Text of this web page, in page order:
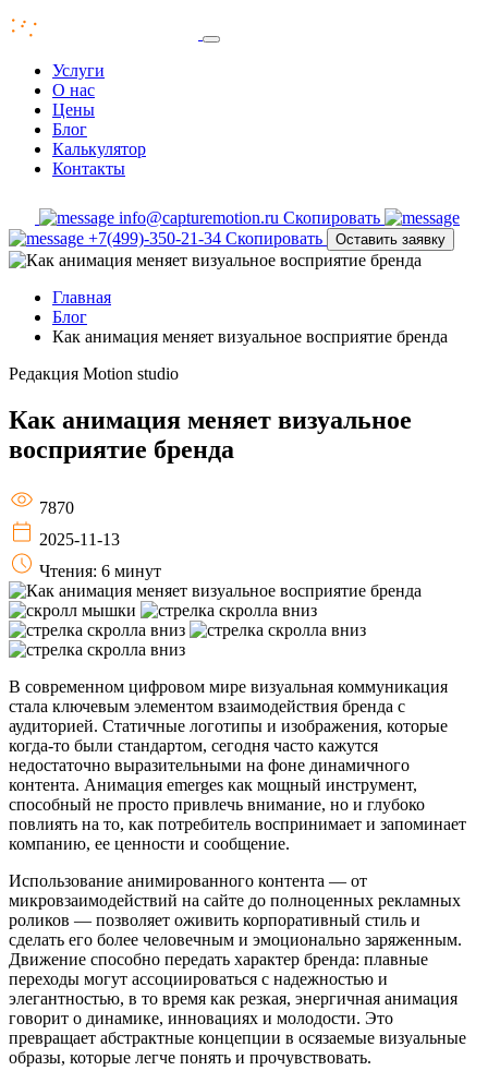
Услуги
О нас
Цены
Блог
Калькулятор
Контакты
info@capturemotion.ru Скопировать
+7(499)-350-21-34 Скопировать Оставить заявку
Главная
Блог
Как анимация меняет визуальное восприятие бренда
Редакция Motion studio
Как анимация меняет визуальное
восприятие бренда
7870
2025-11-13
Чтения: 6 минут
В современном цифровом мире визуальная коммуникация
стала ключевым элементом взаимодействия бренда с
аудиторией. Статичные логотипы и изображения, которые
когда-то были стандартом, сегодня часто кажутся
недостаточно выразительными на фоне динамичного
контента. Анимация emerges как мощный инструмент,
способный не просто привлечь внимание, но и глубоко
повлиять на то, как потребитель воспринимает и запоминает
компанию, ее ценности и сообщение.
Использование анимированного контента — от
микровзаимодействий на сайте до полноценных рекламных
роликов — позволяет оживить корпоративный стиль и
сделать его более человечным и эмоционально заряженным.
Движение способно передать характер бренда: плавные
переходы могут ассоциироваться с надежностью и
элегантностью, в то время как резкая, энергичная анимация
говорит о динамике, инновациях и молодости. Это
превращает абстрактные концепции в осязаемые визуальные
образы, которые легче понять и прочувствовать.